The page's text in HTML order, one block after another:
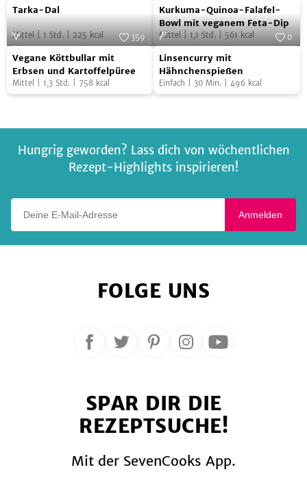
Zwiebeln
und
Schwarzkümmel
–
vegan
Tarka-
Dal
Foto:
Jonathan Gregson, Edition
Fackelträger
Tarka-Dal
Mittel 1 Std. 225 kcal
Kurkuma-
Quinoa-
Falafel-
Bowl
mit
veganem
SevenCooks
Kurkuma-Quinoa-Falafel-
Bowl mit veganem Feta-Dip
Mittel 1,1 Std. 561 kcal
Vegane
Köttbullar
mit
SevenCooks
359
Vegane Köttbullar mit
Erbsen und Kartoffelpüree
Mittel 1,3 Std. 758 kcal
Linsencurry
mit
Hähnchenspießen
0
Linsencurry mit
Hähnchenspießen
Einfach 30 Min. 496 kcal
Hungrig geworden? Lass dich von wöchentlichen
Rezept-Highlights inspirieren!
Anmelden
FOLGE UNS
Folge
Facebook
Folge
Twitter
Folge
Pinterest
Folge
Instagram
Folge
YouTube
SPAR DIR DIE
REZEPTSUCHE!
Mit der SevenCooks App.